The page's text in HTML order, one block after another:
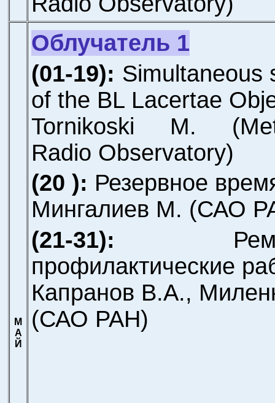
М
А
Й
Облучатель 1
(01-19): Simultaneous
of the BL Lacertae
Tornikoski M.
Radio Observatory)
(20 ): Резервное
Мингалиев М. (САО
(21-31):
профилактические
Капранов В.А.,
(САО РАН)